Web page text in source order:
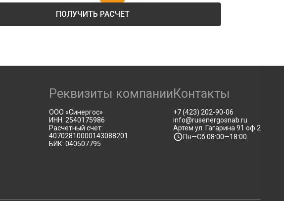
ПОЛУЧИТЬ РАСЧЕТ
Реквизиты компании
ООО «Синергос»
ИНН: 2540175986
Расчетный счет:
40702810000143088201
БИК: 040507795
Контакты
+7 (423) 202-90-06
info@rusenergosnab.ru
Артем ул. Гагарина 91 оф 2
Пн—Сб 08:00—18:00